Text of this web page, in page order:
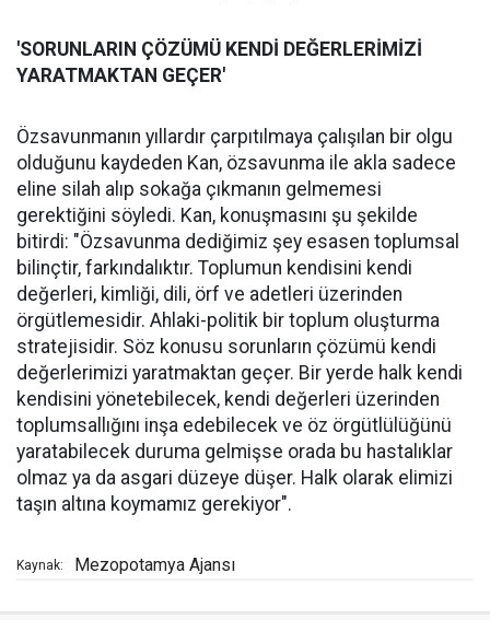
'SORUNLARIN ÇÖZÜMÜ KENDİ DEĞERLERİMİZİ
YARATMAKTAN GEÇER'
Özsavunmanın yıllardır çarpıtılmaya çalışılan bir olgu
olduğunu kaydeden Kan, özsavunma ile akla sadece
eline silah alıp sokağa çıkmanın gelmemesi
gerektiğini söyledi. Kan, konuşmasını şu şekilde
bitirdi: "Özsavunma dediğimiz şey esasen toplumsal
bilinçtir, farkındalıktır. Toplumun kendisini kendi
değerleri, kimliği, dili, örf ve adetleri üzerinden
örgütlemesidir. Ahlaki-politik bir toplum oluşturma
stratejisidir. Söz konusu sorunların çözümü kendi
değerlerimizi yaratmaktan geçer. Bir yerde halk kendi
kendisini yönetebilecek, kendi değerleri üzerinden
toplumsallığını inşa edebilecek ve öz örgütlülüğünü
yaratabilecek duruma gelmişse orada bu hastalıklar
olmaz ya da asgari düzeye düşer. Halk olarak elimizi
taşın altına koymamız gerekiyor".
Kaynak: Mezopotamya Ajansı